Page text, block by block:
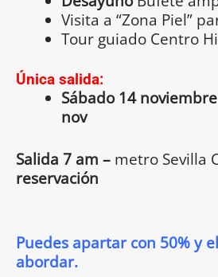
Visita a “Zona Piel”
Tour guiado Centro
Única salida:
Sábado 14
nov
Salida 7 am – metro Sevilla
reservación
Puedes apartar con 50% y
abordar.